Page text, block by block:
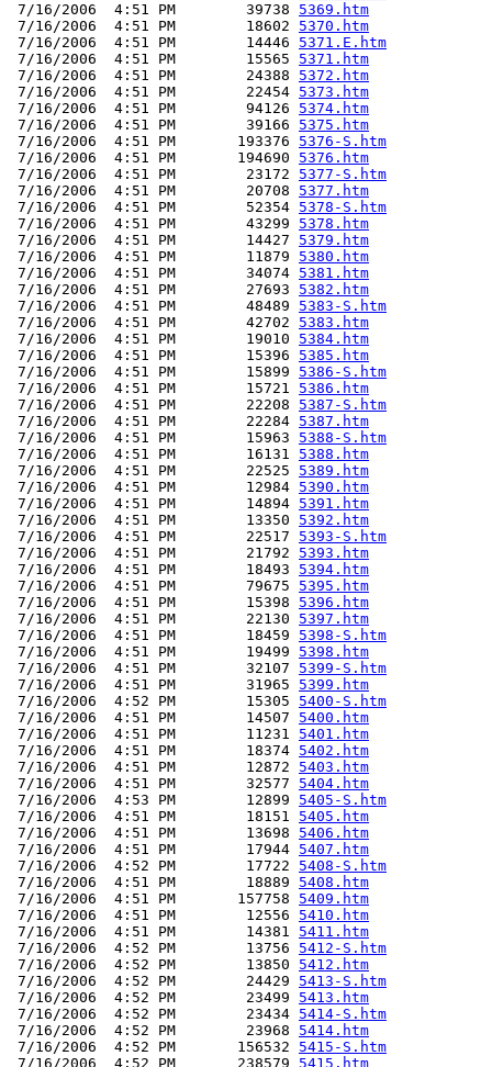
7/16/2006  4:51 PM        39738 5369.htm
7/16/2006  4:51 PM        18602 5370.htm
7/16/2006  4:51 PM        14446 5371.E.htm
7/16/2006  4:51 PM        15565 5371.htm
7/16/2006  4:51 PM        24388 5372.htm
7/16/2006  4:51 PM        22454 5373.htm
7/16/2006  4:51 PM        94126 5374.htm
7/16/2006  4:51 PM        39166 5375.htm
7/16/2006  4:51 PM       193376 5376-S.htm
7/16/2006  4:51 PM       194690 5376.htm
7/16/2006  4:51 PM        23172 5377-S.htm
7/16/2006  4:51 PM        20708 5377.htm
7/16/2006  4:51 PM        52354 5378-S.htm
7/16/2006  4:51 PM        43299 5378.htm
7/16/2006  4:51 PM        14427 5379.htm
7/16/2006  4:51 PM        11879 5380.htm
7/16/2006  4:51 PM        34074 5381.htm
7/16/2006  4:51 PM        27693 5382.htm
7/16/2006  4:51 PM        48489 5383-S.htm
7/16/2006  4:51 PM        42702 5383.htm
7/16/2006  4:51 PM        19010 5384.htm
7/16/2006  4:51 PM        15396 5385.htm
7/16/2006  4:51 PM        15899 5386-S.htm
7/16/2006  4:51 PM        15721 5386.htm
7/16/2006  4:51 PM        22208 5387-S.htm
7/16/2006  4:51 PM        22284 5387.htm
7/16/2006  4:51 PM        15963 5388-S.htm
7/16/2006  4:51 PM        16131 5388.htm
7/16/2006  4:51 PM        22525 5389.htm
7/16/2006  4:51 PM        12984 5390.htm
7/16/2006  4:51 PM        14894 5391.htm
7/16/2006  4:51 PM        13350 5392.htm
7/16/2006  4:51 PM        22517 5393-S.htm
7/16/2006  4:51 PM        21792 5393.htm
7/16/2006  4:51 PM        18493 5394.htm
7/16/2006  4:51 PM        79675 5395.htm
7/16/2006  4:51 PM        15398 5396.htm
7/16/2006  4:51 PM        22130 5397.htm
7/16/2006  4:51 PM        18459 5398-S.htm
7/16/2006  4:51 PM        19499 5398.htm
7/16/2006  4:51 PM        32107 5399-S.htm
7/16/2006  4:51 PM        31965 5399.htm
7/16/2006  4:52 PM        15305 5400-S.htm
7/16/2006  4:51 PM        14507 5400.htm
7/16/2006  4:51 PM        11231 5401.htm
7/16/2006  4:51 PM        18374 5402.htm
7/16/2006  4:51 PM        12872 5403.htm
7/16/2006  4:51 PM        32577 5404.htm
7/16/2006  4:53 PM        12899 5405-S.htm
7/16/2006  4:51 PM        18151 5405.htm
7/16/2006  4:51 PM        13698 5406.htm
7/16/2006  4:51 PM        17944 5407.htm
7/16/2006  4:52 PM        17722 5408-S.htm
7/16/2006  4:51 PM        18889 5408.htm
7/16/2006  4:51 PM       157758 5409.htm
7/16/2006  4:51 PM        12556 5410.htm
7/16/2006  4:51 PM        14381 5411.htm
7/16/2006  4:52 PM        13756 5412-S.htm
7/16/2006  4:52 PM        13850 5412.htm
7/16/2006  4:52 PM        24429 5413-S.htm
7/16/2006  4:52 PM        23499 5413.htm
7/16/2006  4:52 PM        23434 5414-S.htm
7/16/2006  4:52 PM        23968 5414.htm
7/16/2006  4:52 PM       156532 5415-S.htm
7/16/2006  4:52 PM       238579 5415.htm